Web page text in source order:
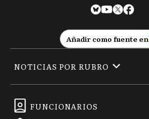
Añadir como fuente en
FUNCIONARIOS
NOTICIAS POR RUBRO